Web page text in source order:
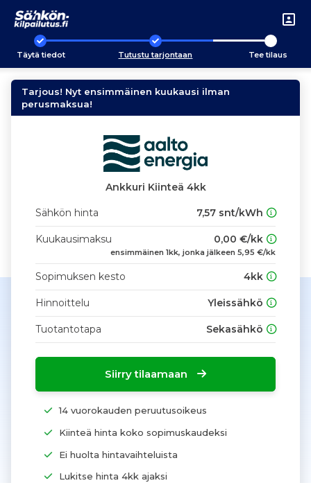
Täytä tiedot Tutustu tarjontaan Tee tilaus
Tarjous! Nyt ensimmäinen kuukausi ilman
perusmaksua!
Ankkuri Kiinteä 4kk
Sähkön hinta 7,57 snt/kWh
Kuukausimaksu 0,00 €/kk
ensimmäinen 1kk, jonka jälkeen 5,95 €/kk
Sopimuksen kesto 4kk
Hinnoittelu Yleissähkö
Tuotantotapa Sekasähkö
Siirry tilaamaan
14 vuorokauden peruutusoikeus
Kiinteä hinta koko sopimuskaudeksi
Ei huolta hintavaihteluista
Lukitse hinta 4kk ajaksi